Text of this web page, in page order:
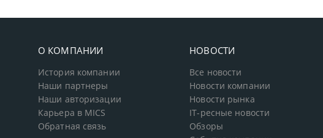
О КОМПАНИИ
История компании
Наши партнеры
Наши авторизации
Карьера в MICS
Обратная связь
НОВОСТИ
Все новости
Новости компании
Новости рынка
IT-ресные новости
Обзоры